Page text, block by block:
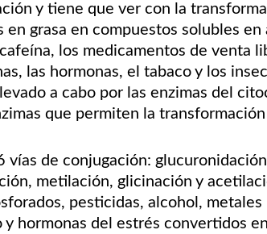
y tiene que ver con la
grasa en compuestos solubles en
los medicamentos de venta
las hormonas, el tabaco y los
a cabo por las enzimas del
que permiten la
vías de conjugación:
metilación, glicinación y
pesticidas, alcohol, metales
hormonas del estrés convertidos en